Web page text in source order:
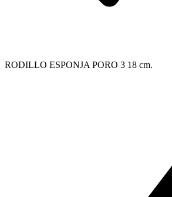
RODILLO ESPONJA PORO 3 18 cm.